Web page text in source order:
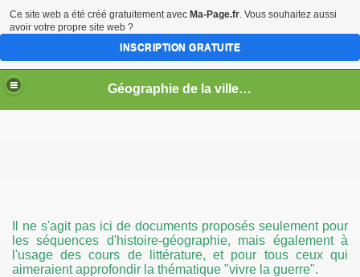
Géographie de la ville en guerre
Il ne s'agit pas ici de documents proposés seulement pour
les séquences d'histoire-géographie, mais également à
l'usage des cours de littérature, et pour tous ceux qui
aimeraient approfondir la thématique "vivre la guerre".
Ce site web a été créé gratuitement avec Ma-Page.fr. Vous souhaitez aussi
avoir votre propre site web ?
INSCRIPTION GRATUITE